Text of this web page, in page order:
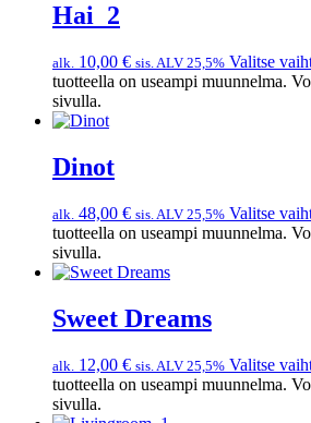
Hai_2
alk. 10,00 € sis. ALV 25,5% Valitse
tuotteella on useampi muunnelma.
sivulla.
Dinot
alk. 48,00 € sis. ALV 25,5% Valitse
tuotteella on useampi muunnelma.
sivulla.
Sweet Dreams
alk. 12,00 € sis. ALV 25,5% Valitse
tuotteella on useampi muunnelma.
sivulla.